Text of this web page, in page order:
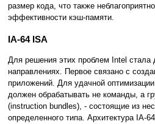
размер кода, что также
эффективности кэш-памяти.
IA-64 ISA
Для решения этих проблем Intel стала
направлениях. Первое связано с
приложений. Для удачной
должен обрабатывать не команды, а
(instruction bundles), - состоящие из
определенного типа. Архитектура IA-